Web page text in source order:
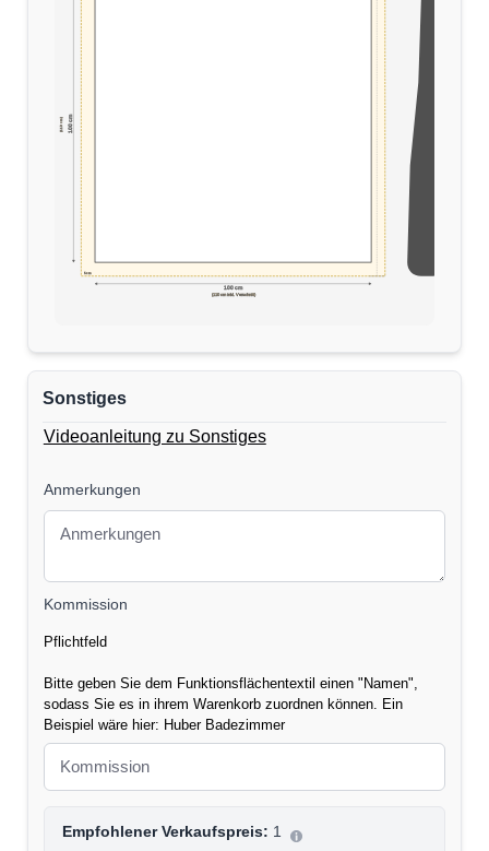
100 cm
(110 cm inkl. Verschnitt)
100 cm
(110 cm)
5cm
Sonstiges
Videoanleitung zu Sonstiges
Anmerkungen
Kommission
Pflichtfeld
Bitte geben Sie dem Funktionsflächentextil einen "Namen",
sodass Sie es in ihrem Warenkorb zuordnen können. Ein
Beispiel wäre hier: Huber Badezimmer
Empfohlener Verkaufspreis: 1